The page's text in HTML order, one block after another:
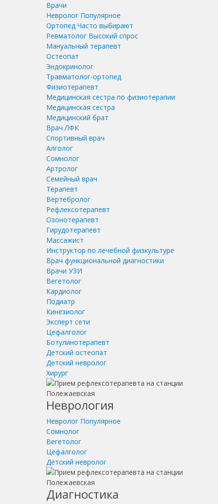
Врачи
Невролог Популярное
Ортопед Часто выбирают
Ревматолог Высокий спрос
Мануальный терапевт
Остеопат
Эндокринолог
Травматолог-ортопед
Физиотерапевт
Медицинская сестра по физиотерапии
Медицинская сестра
Медицинский брат
Врач ЛФК
Спортивный врач
Алголог
Сомнолог
Артролог
Семейный врач
Терапевт
Вертебролог
Рефлексотерапевт
Озонотерапевт
Гирудотерапевт
Массажист
Инструктор по лечебной физкультуре
Врач функциональной диагностики
Врачи УЗИ
Вегетолог
Кардиолог
Подиатр
Кинезиолог
Эксперт сети
Цефалголог
Ботулинотерапевт
Детский остеопат
Детский невролог
Хирург
Неврология
Невролог Популярное
Сомнолог
Вегетолог
Цефалголог
Детский невролог
Диагностика